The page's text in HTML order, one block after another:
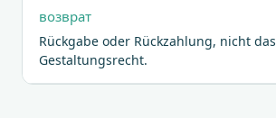
возврат
Rückgabe oder Rückzahlung, nicht das
Gestaltungsrecht.